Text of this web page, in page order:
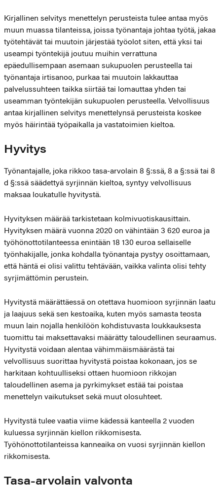
Kirjallinen selvitys menettelyn perusteista tulee antaa myös
muun muassa tilanteissa, joissa työnantaja johtaa työtä, jakaa
työtehtävät tai muutoin järjestää työolot siten, että yksi tai
useampi työntekijä joutuu muihin verrattuna
epäedullisempaan asemaan sukupuolen perusteella tai
työnantaja irtisanoo, purkaa tai muutoin lakkauttaa
palvelussuhteen taikka siirtää tai lomauttaa yhden tai
useamman työntekijän sukupuolen perusteella. Velvollisuus
antaa kirjallinen selvitys menettelynsä perusteista koskee
myös häirintää työpaikalla ja vastatoimien kieltoa.
Hyvitys
Työnantajalle, joka rikkoo tasa-arvolain 8 §:ssä, 8 a §:ssä tai 8
d §:ssä säädettyä syrjinnän kieltoa, syntyy velvollisuus
maksaa loukatulle hyvitystä.
Hyvityksen määrää tarkistetaan kolmivuotiskausittain.
Hyvityksen määrä vuonna 2020 on vähintään 3 620 euroa ja
työhönottotilanteessa enintään 18 130 euroa sellaiselle
työnhakijalle, jonka kohdalla työnantaja pystyy osoittamaan,
että häntä ei olisi valittu tehtävään, vaikka valinta olisi tehty
syrjimättömin perustein.
Hyvitystä määrättäessä on otettava huomioon syrjinnän laatu
ja laajuus sekä sen kestoaika, kuten myös samasta teosta
muun lain nojalla henkilöön kohdistuvasta loukkauksesta
tuomittu tai maksettavaksi määrätty taloudellinen seuraamus.
Hyvitystä voidaan alentaa vähimmäismäärästä tai
velvollisuus suorittaa hyvitystä poistaa kokonaan, jos se
harkitaan kohtuulliseksi ottaen huomioon rikkojan
taloudellinen asema ja pyrkimykset estää tai poistaa
menettelyn vaikutukset sekä muut olosuhteet.
Hyvitystä tulee vaatia viime kädessä kanteella 2 vuoden
kuluessa syrjinnän kiellon rikkomisesta.
Työhönottotilanteissa kanneaika on vuosi syrjinnän kiellon
rikkomisesta.
Tasa-arvolain valvonta